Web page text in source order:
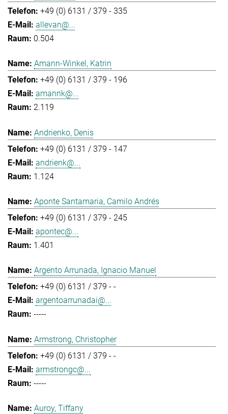
+49 (0) 6131 / 379 - 335
allevan@...
0.504
Amann-Winkel, Katrin
+49 (0) 6131 / 379 - 196
amannk@...
2.119
Andrienko, Denis
+49 (0) 6131 / 379 - 147
andrienk@...
1.124
Aponte Santamaria, Camilo Andrés
+49 (0) 6131 / 379 - 245
apontec@...
1.401
Argento Arrunada, Ignacio Manuel
+49 (0) 6131 / 379 - -
argentoarrunadai@...
-----
Armstrong, Christopher
+49 (0) 6131 / 379 - -
armstrongc@...
-----
Auroy, Tiffany